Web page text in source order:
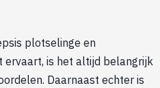
plotselinge en
ervaart, is het altijd belangrijk
Daarnaast echter is